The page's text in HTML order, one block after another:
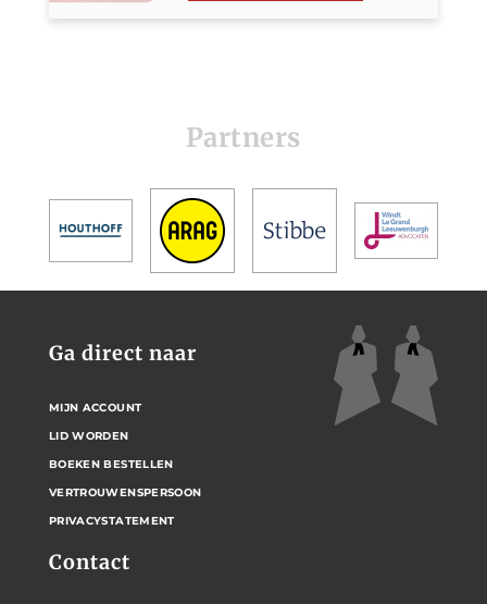
Partners
Contact
Ga direct naar
MIJN ACCOUNT
LID WORDEN
BOEKEN BESTELLEN
VERTROUWENSPERSOON
PRIVACYSTATEMENT